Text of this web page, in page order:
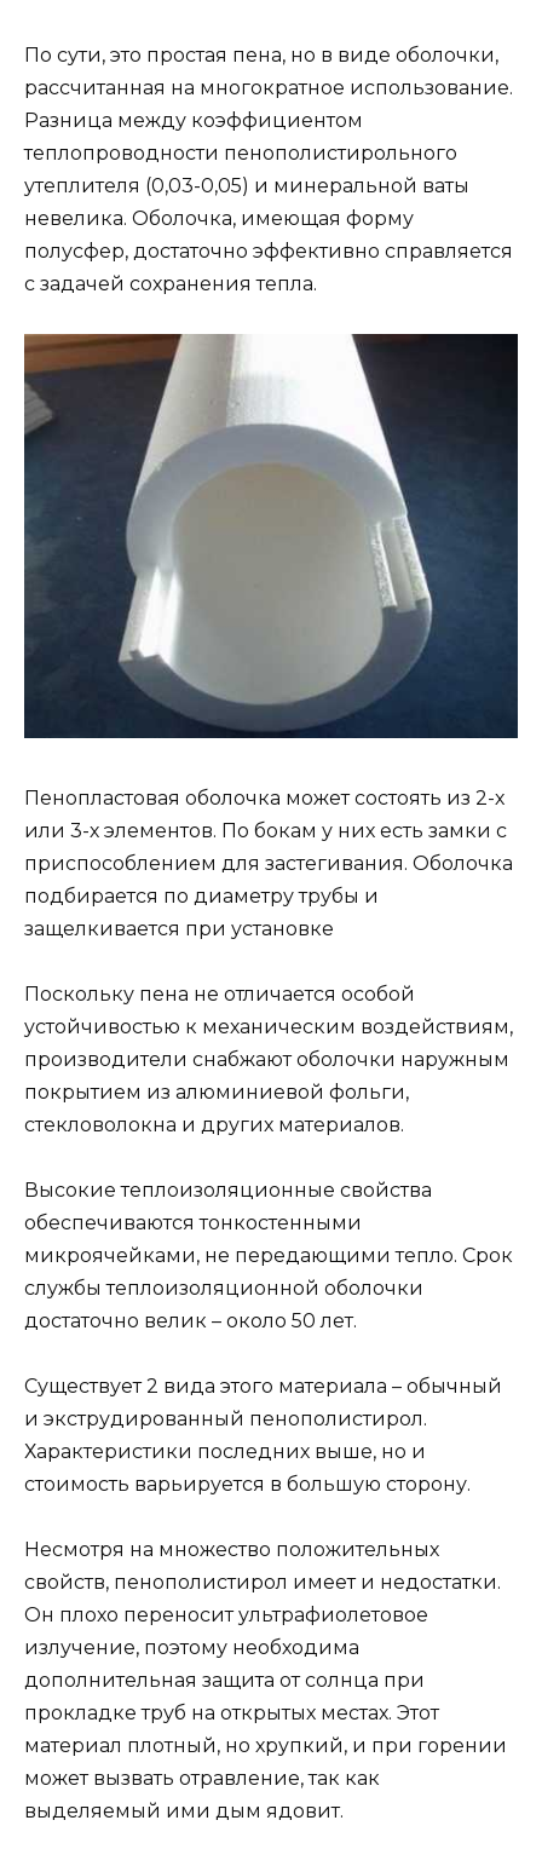
По сути, это простая пена, но в виде оболочки,
рассчитанная на многократное использование.
Разница между коэффициентом
теплопроводности пенополистирольного
утеплителя (0,03-0,05) и минеральной ваты
невелика. Оболочка, имеющая форму
полусфер, достаточно эффективно справляется
с задачей сохранения тепла.
Пенопластовая оболочка может состоять из 2-х
или 3-х элементов. По бокам у них есть замки с
приспособлением для застегивания. Оболочка
подбирается по диаметру трубы и
защелкивается при установке
Поскольку пена не отличается особой
устойчивостью к механическим воздействиям,
производители снабжают оболочки наружным
покрытием из алюминиевой фольги,
стекловолокна и других материалов.
Высокие теплоизоляционные свойства
обеспечиваются тонкостенными
микроячейками, не передающими тепло. Срок
службы теплоизоляционной оболочки
достаточно велик – около 50 лет.
Существует 2 вида этого материала – обычный
и экструдированный пенополистирол.
Характеристики последних выше, но и
стоимость варьируется в большую сторону.
Несмотря на множество положительных
свойств, пенополистирол имеет и недостатки.
Он плохо переносит ультрафиолетовое
излучение, поэтому необходима
дополнительная защита от солнца при
прокладке труб на открытых местах. Этот
материал плотный, но хрупкий, и при горении
может вызвать отравление, так как
выделяемый ими дым ядовит.